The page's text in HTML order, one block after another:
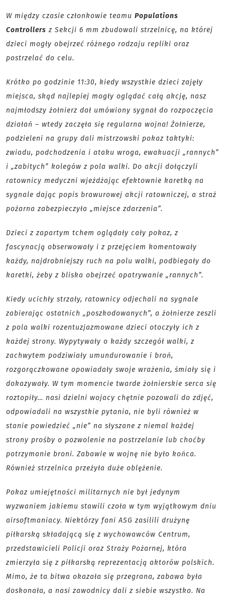
W między czasie członkowie teamu Populations
Controllers z Sekcji 6 mm zbudowali strzelnicę, na której
dzieci mogły obejrzeć różnego rodzaju repliki oraz
postrzelać do celu.
Krótko po godzinie 11:30, kiedy wszystkie dzieci zajęły
miejsca, skąd najlepiej mogły oglądać całą akcję, nasz
najmłodszy żołnierz dał umówiony sygnał do rozpoczęcia
działań – wtedy zaczęła się regularna wojna! Żołnierze,
podzieleni na grupy dali mistrzowski pokaz taktyki:
zwiadu, podchodzenia i ataku wroga, ewakuacji „rannych”
i „zabitych” kolegów z pola walki. Do akcji dołączyli
ratownicy medyczni wjeżdżając efektownie karetką na
sygnale dając popis brawurowej akcji ratowniczej, a straż
pożarna zabezpieczyła „miejsce zdarzenia”.
Dzieci z zapartym tchem oglądały cały pokaz, z
fascynacją obserwowały i z przejęciem komentowały
każdy, najdrobniejszy ruch na polu walki, podbiegały do
karetki, żeby z bliska obejrzeć opatrywanie „rannych”.
Kiedy ucichły strzały, ratownicy odjechali na sygnale
zabierając ostatnich „poszkodowanych”, a żołnierze zeszli
z pola walki rozentuzjazmowane dzieci otoczyły ich z
każdej strony. Wypytywały o każdy szczegół walki, z
zachwytem podziwiały umundurowanie i broń,
rozgorączkowane opowiadały swoje wrażenia, śmiały się i
dokazywały. W tym momencie twarde żołnierskie serca się
roztopiły… nasi dzielni wojacy chętnie pozowali do zdjęć,
odpowiadali na wszystkie pytania, nie byli również w
stanie powiedzieć „nie” na słyszane z niemal każdej
strony prośby o pozwolenie na postrzelanie lub choćby
potrzymanie broni. Zabawie w wojnę nie było końca.
Również strzelnica przeżyła duże oblężenie.
Pokaz umiejętności militarnych nie był jedynym
wyzwaniem jakiemu stawili czoła w tym wyjątkowym dniu
airsoftmaniacy. Niektórzy fani ASG zasilili drużynę
piłkarską składającą się z wychowawców Centrum,
przedstawicieli Policji oraz Straży Pożarnej, która
zmierzyła się z piłkarską reprezentacją aktorów polskich.
Mimo, że ta bitwa okazała się przegrana, zabawa była
doskonała, a nasi zawodnicy dali z siebie wszystko. Na